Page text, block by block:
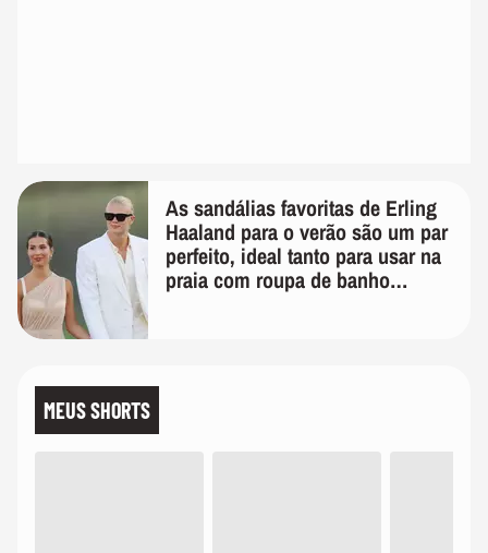
As sandálias favoritas de Erling
Haaland para o verão são um par
perfeito, ideal tanto para usar na
praia com roupa de banho
MEUS SHORTS